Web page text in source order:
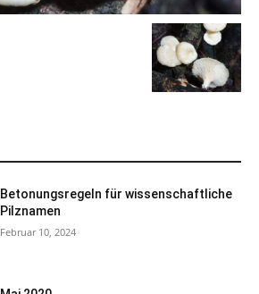
Betonungsregeln für wissenschaftliche
Pilznamen
Februar 10, 2024